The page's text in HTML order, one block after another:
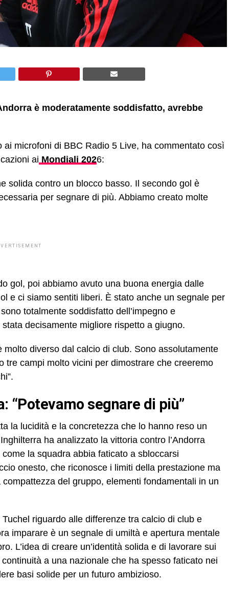
è moderatamente soddisfatto, avrebbe
microfoni di BBC Radio 5 Live, ha commentato così
ai Mondiali 2026:
solida contro un blocco basso. Il secondo gol è
per segnare di più. Abbiamo creato molte
gol, poi abbiamo avuto una buona energia dalle
e ci siamo sentiti liberi. È stato anche un segnale per
totalmente soddisfatto dell’impegno e
decisamente migliore rispetto a giugno.
diverso dal calcio di club. Sono assolutamente
tre campi molto vicini per dimostrare che creeremo
“Potevamo segnare di più”
la lucidità e la concretezza che lo hanno reso un
ha analizzato la vittoria contro l’Andorra
la squadra abbia faticato a sbloccarsi
onesto, che riconosce i limiti della prestazione ma
del gruppo, elementi fondamentali in un
riguardo alle differenze tra calcio di club e
imparare è un segnale di umiltà e apertura mentale
L’idea di creare un’identità solida e di lavorare sui
a una nazionale che ha spesso faticato nei
basi solide per un futuro ambizioso.